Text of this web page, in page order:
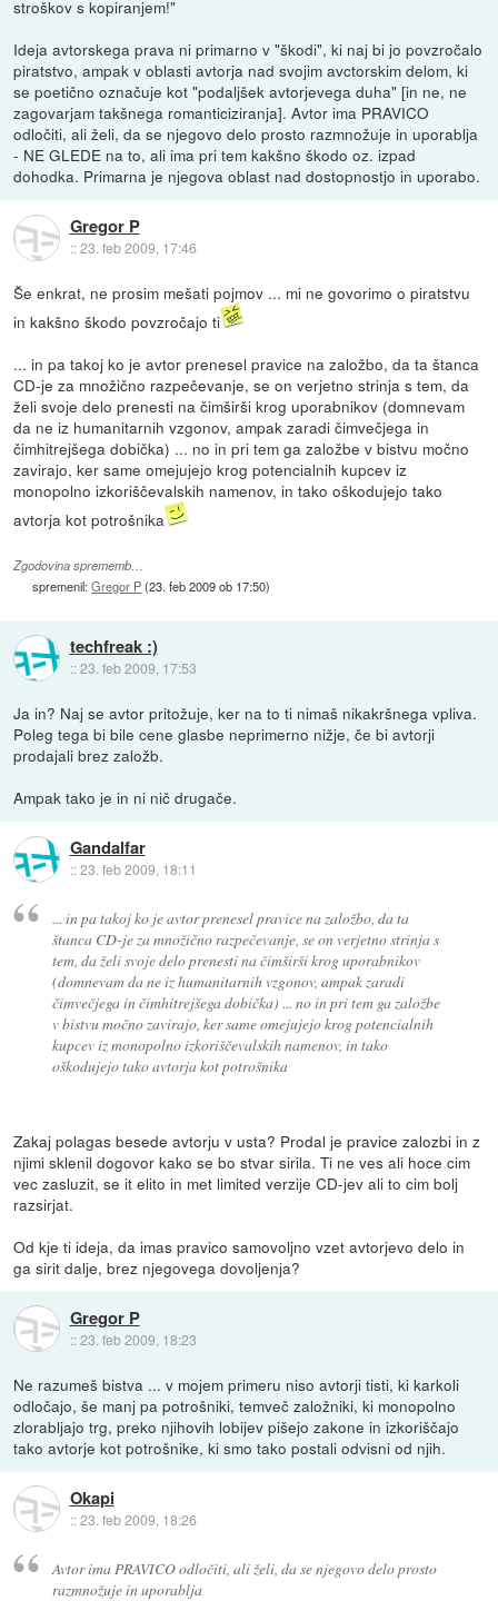
stroškov s kopiranjem!"
Ideja avtorskega prava ni primarno v "škodi", ki naj bi jo povzročalo
piratstvo, ampak v oblasti avtorja nad svojim avctorskim delom, ki
se poetično označuje kot "podaljšek avtorjevega duha" [in ne, ne
zagovarjam takšnega romanticiziranja]. Avtor ima PRAVICO
odločiti, ali želi, da se njegovo delo prosto razmnožuje in uporablja
- NE GLEDE na to, ali ima pri tem kakšno škodo oz. izpad
dohodka. Primarna je njegova oblast nad dostopnostjo in uporabo.
Gregor P
::23. feb 2009, 17:46
Še enkrat, ne prosim mešati pojmov ... mi ne govorimo o piratstvu
in kakšno škodo povzročajo ti
... in pa takoj ko je avtor prenesel pravice na založbo, da ta štanca
CD-je za množično razpečevanje, se on verjetno strinja s tem, da
želi svoje delo prenesti na čimširši krog uporabnikov (domnevam
da ne iz humanitarnih vzgonov, ampak zaradi čimvečjega in
čimhitrejšega dobička) ... no in pri tem ga založbe v bistvu močno
zavirajo, ker same omejujejo krog potencialnih kupcev iz
monopolno izkoriščevalskih namenov, in tako oškodujejo tako
avtorja kot potrošnika
Zgodovina sprememb…
spremenil:Gregor P(23. feb 2009 ob 17:50)
techfreak :)
::23. feb 2009, 17:53
Ja in? Naj se avtor pritožuje, ker na to ti nimaš nikakršnega vpliva.
Poleg tega bi bile cene glasbe neprimerno nižje, če bi avtorji
prodajali brez založb.
Ampak tako je in ni nič drugače.
Gandalfar
::23. feb 2009, 18:11
... in pa takoj ko je avtor prenesel pravice na založbo, da ta
štanca CD-je za množično razpečevanje, se on verjetno strinja s
tem, da želi svoje delo prenesti na čimširši krog uporabnikov
(domnevam da ne iz humanitarnih vzgonov, ampak zaradi
čimvečjega in čimhitrejšega dobička) ... no in pri tem ga založbe
v bistvu močno zavirajo, ker same omejujejo krog potencialnih
kupcev iz monopolno izkoriščevalskih namenov, in tako
oškodujejo tako avtorja kot potrošnika
Zakaj polagas besede avtorju v usta? Prodal je pravice zalozbi in z
njimi sklenil dogovor kako se bo stvar sirila. Ti ne ves ali hoce cim
vec zasluzit, se it elito in met limited verzije CD-jev ali to cim bolj
razsirjat.
Od kje ti ideja, da imas pravico samovoljno vzet avtorjevo delo in
ga sirit dalje, brez njegovega dovoljenja?
Gregor P
::23. feb 2009, 18:23
Ne razumeš bistva ... v mojem primeru niso avtorji tisti, ki karkoli
odločajo, še manj pa potrošniki, temveč založniki, ki monopolno
zlorabljajo trg, preko njihovih lobijev pišejo zakone in izkoriščajo
tako avtorje kot potrošnike, ki smo tako postali odvisni od njih.
Okapi
::23. feb 2009, 18:26
Avtor ima PRAVICO odločiti, ali želi, da se njegovo delo prosto
razmnožuje in uporablja